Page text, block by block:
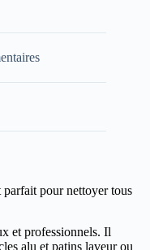
pour nettoyer tous
et professionnels. Il
alu et patins laveur ou